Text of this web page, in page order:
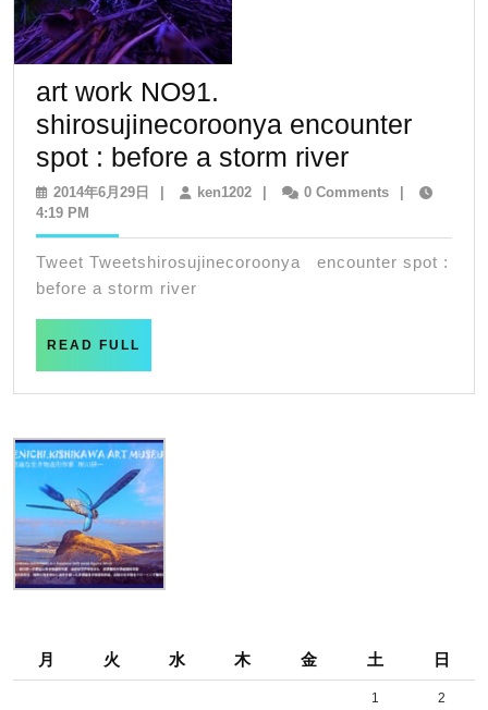
art work NO91.
shirosujinecoroonya encounter
spot : before a storm riverart
work
2014年6月29日 2014
月
29
日
| ken1202ken1202
| 0 Comments
|
4:19 PM
Tweet Tweetshirosujinecoroonya encounter spot :
before a storm river
READ FULL
月 火 水 木 金 土 日
1 2